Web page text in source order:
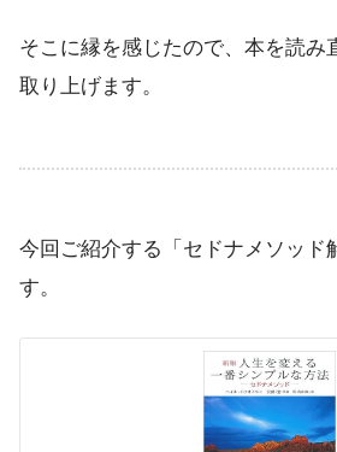
そこに縁を感じたので、本を読み
取り上げます。
今回ご紹介する「セドナメソッド
す。